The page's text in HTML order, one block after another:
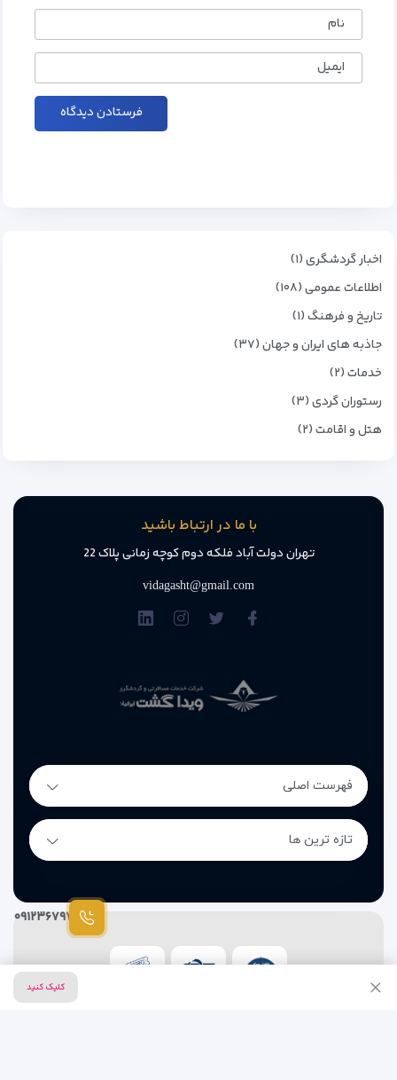
نام
ایمیل
اخبار گردشگری (۱)
اطلاعات عمومی (۱۰۸)
تاریخ و فرهنگ (۱)
جاذبه های ایران و جهان (۳۷)
خدمات (۲)
رستوران گردی (۳)
هتل و اقامت (۲)
کلیک کنید
با ما در ارتباط باشید
تهران دولت آباد فلکه دوم کوچه زمانی پلاک 22
vidagasht@gmail.com
فهرست اصلی
تازه ترین ها
۰۹۱۲۳۶۷۹۷۸۷